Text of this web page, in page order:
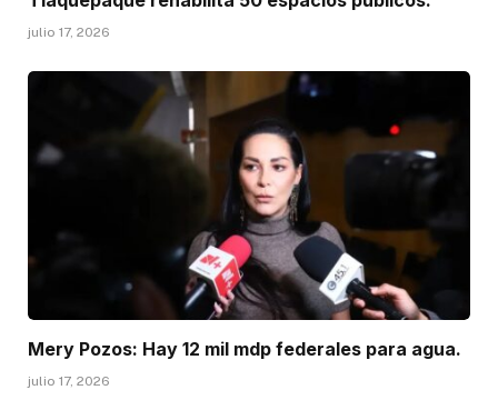
julio 17, 2026
Mery Pozos: Hay 12 mil mdp federales para agua.
julio 17, 2026